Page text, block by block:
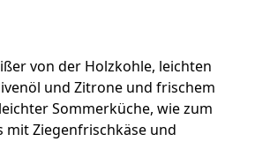
von der Holzkohle, leichten
und Zitrone und frischem
Sommerküche, wie zum
mit Ziegenfrischkäse und